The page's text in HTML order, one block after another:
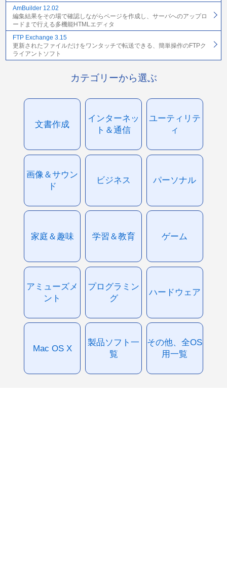
AmBuilder 12.02
編集結果をその場で確認しながらページを作成し、サーバへのアップロ
ードまで行える多機能HTMLエディタ
FTP Exchange 3.15
更新されたファイルだけをワンタッチで転送できる、簡単操作のFTPク
ライアントソフト
カテゴリーから選ぶ
文書作成
インターネッ
ト＆通信
ユーティリテ
ィ
画像＆サウン
ド
ビジネス パーソナル
家庭＆趣味 学習＆教育 ゲーム
アミューズメ
ント
プログラミン
グ
ハードウェア
Mac OS X
製品ソフト一
覧
その他、全OS
用一覧